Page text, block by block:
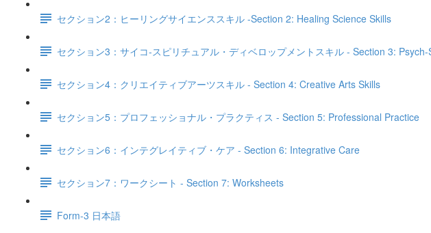
セクション2：ヒーリングサイエンススキル -Section 2: Healing Science Skills
セクション3：サイコ‐スピリチュアル・ディベロップメントスキル - Section 3:
セクション4：クリエイティブアーツスキル - Section 4: Creative Arts Skills
セクション5：プロフェッショナル・プラクティス - Section 5: Professional Practice
セクション6：インテグレイティブ・ケア - Section 6: Integrative Care
セクション7：ワークシート - Section 7: Worksheets
Form-3 日本語